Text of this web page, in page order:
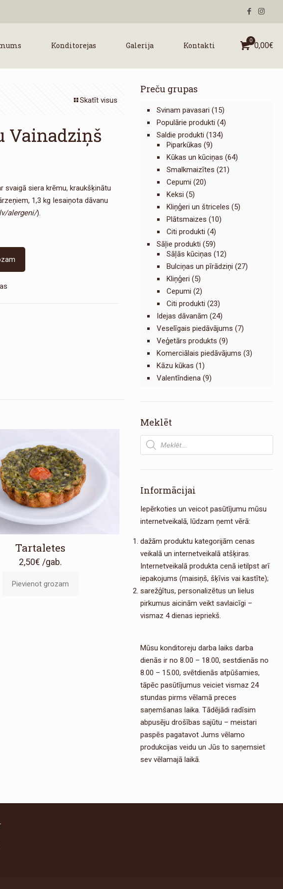
Konditorejas Galerija Kontakti
0
0,00€
Skatīt visus
Vainadziņš
svaigā siera krēmu, kraukšķinātu
1,3 kg Iesaiņota dāvanu
alergeni/).
Tartaletes
2,50€ /gab.
Pievienot grozam
Preču grupas
Svinam pavasari (15)
Populārie produkti (4)
Saldie produkti (134)
Piparkūkas (9)
Kūkas un kūciņas (64)
Smalkmaizītes (21)
Cepumi (20)
Keksi (5)
Kliņģeri un štriceles (5)
Plātsmaizes (10)
Citi produkti (4)
Sāļie produkti (59)
Sāļās kūciņas (12)
Bulciņas un pīrādziņi (27)
Kliņģeri (5)
Cepumi (2)
Citi produkti (23)
Idejas dāvanām (24)
Veselīgais piedāvājums (7)
Veģetārs produkts (9)
Komerciālais piedāvājums (3)
Kāzu kūkas (1)
Valentīndiena (9)
Meklēt
Products
search
Informācijai
Iepērkoties un veicot pasūtījumu mūsu
internetveikalā, lūdzam ņemt vērā:
dažām produktu kategorijām cenas
veikalā un internetveikalā atšķiras.
Internetveikalā produkta cenā ietilpst arī
iepakojums (maisiņš, šķīvis vai kastīte);
sarežģītus, personalizētus un lielus
pirkumus aicinām veikt savlaicīgi –
vismaz 4 dienas iepriekš.
Mūsu konditoreju darba laiks darba
dienās ir no 8.00 – 18.00, sestdienās no
8.00 – 15.00, svētdienās atpūšamies,
tāpēc pasūtījumus veiciet vismaz 24
stundas pirms vēlamā preces
saņemšanas laika. Tādējādi radīsim
abpusēju drošības sajūtu – meistari
paspēs pagatavot Jums vēlamo
produkcijas veidu un Jūs to saņemsiet
sev vēlamajā laikā.